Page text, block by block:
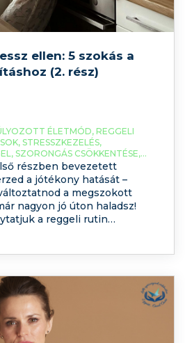
ellen: 5 szokás a
(2. rész)
ÉLETMÓD, REGGELI
, STRESSZKEZELÉS,
, SZORONGÁS CSÖKKENTÉSE,
részben bevezetett
a jótékony hatását –
a megszokott
nagyon jó úton haladsz!
a reggeli rutin
néhány szokással, amik